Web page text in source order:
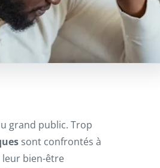
grand public. Trop
sont confrontés à
leur bien-être